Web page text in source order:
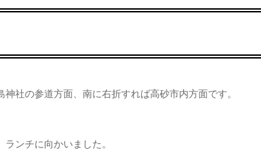
社の参道方面、南に右折すれば高砂市内方面です。
ンチに向かいました。